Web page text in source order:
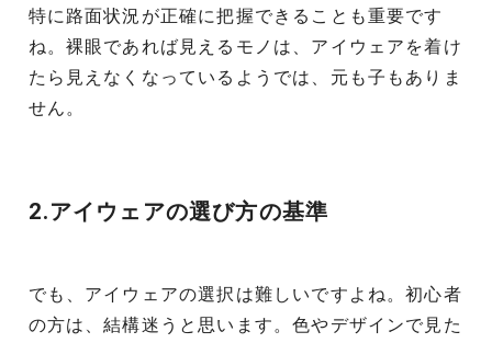
特に路面状況が正確に把握できることも重要です
ね。裸眼であれば見えるモノは、アイウェアを着け
たら見えなくなっているようでは、元も子もありま
せん。
2.アイウェアの選び方の基準
でも、アイウェアの選択は難しいですよね。初心者
の方は、結構迷うと思います。色やデザインで見た